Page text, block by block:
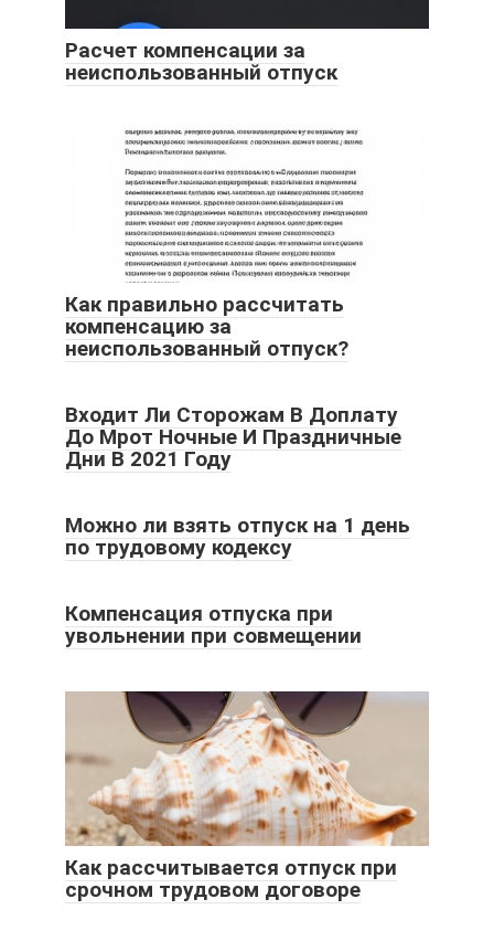
Расчет компенсации за
неиспользованный отпуск
Как правильно рассчитать
компенсацию за
неиспользованный отпуск?
Входит Ли Сторожам В Доплату
До Мрот Ночные И Праздничные
Дни В 2021 Году
Можно ли взять отпуск на 1 день
по трудовому кодексу
Компенсация отпуска при
увольнении при совмещении
Как рассчитывается отпуск при
срочном трудовом договоре